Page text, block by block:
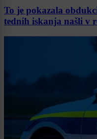
To je pokazala
tednih iskanja našli v